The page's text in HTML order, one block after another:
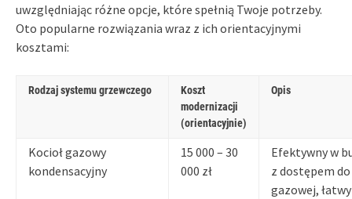
uwzględniając różne opcje, które spełnią Twoje potrzeby.
Oto popularne rozwiązania wraz z ich orientacyjnymi
kosztami:
Rodzaj systemu grzewczego
Koszt
modernizacji
(orientacyjnie)
Opis
Kocioł gazowy
kondensacyjny
15 000 – 30
000 zł
Efektywny w
z dostępem
gazowej,